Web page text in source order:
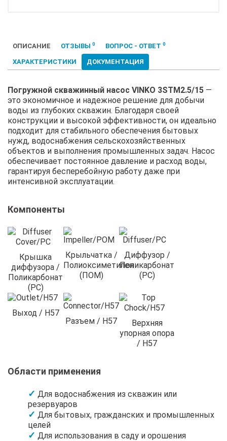
ОПИСАНИЕ ОТЗЫВЫ 0 ВОПРОС - ОТВЕТ 0
ХАРАКТЕРИСТИКИ ДОКУМЕНТАЦИЯ
Погружной скважинный насос VINKO 3STM2.5/15 —
это экономичное и надежное решение для добычи
воды из глубоких скважин. Благодаря своей
конструкции и высокой эффективности, он идеально
подходит для стабильного обеспечения бытовых
нужд, водоснабжения сельскохозяйственных
объектов и выполнения промышленных задач. Насос
обеспечивает постоянное давление и расход воды,
гарантируя бесперебойную работу даже при
интенсивной эксплуатации.
Компоненты
Крышка
диффузора /
Поликарбонат
(PC)
Крыльчатка /
Полиоксиметилен
(ПОМ)
Диффузор /
Поликарбонат
(PC)
Выход / H57
Разъем / H57
Верхняя
упорная опора
/ H57
Области применения
Для водоснабжения из скважин или
резервуаров
Для бытовых, гражданских и промышленных
целей
Для использования в саду и орошения